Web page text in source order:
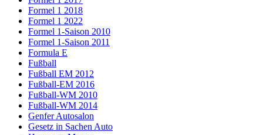
Formel 1 2018
Formel 1 2022
Formel 1-Saison 2010
Formel 1-Saison 2011
Formula E
Fußball
Fußball EM 2012
Fußball-EM 2016
Fußball-WM 2010
Fußball-WM 2014
Genfer Autosalon
Gesetz in Sachen Auto